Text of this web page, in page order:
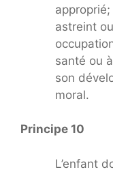
astreint
santé ou
son
moral.
Principe 10
L’enfant